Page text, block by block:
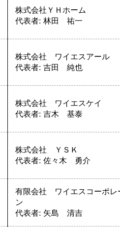
株式会社ＹＨホーム
代表者: 林田 祐一
株式会社 ワイエスアール
代表者: 吉田 純也
株式会社 ワイエスケイ
代表者: 吉木 基泰
株式会社 ＹＳＫ
代表者: 佐々木 勇介
有限会社 ワイエスコーポレ
ン
代表者: 矢島 清吉